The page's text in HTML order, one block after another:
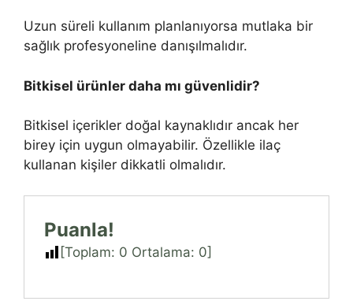
Uzun süreli kullanım planlanıyorsa mutlaka bir
sağlık profesyoneline danışılmalıdır.
Bitkisel ürünler daha mı güvenlidir?
Bitkisel içerikler doğal kaynaklıdır ancak her
birey için uygun olmayabilir. Özellikle ilaç
kullanan kişiler dikkatli olmalıdır.
Puanla!
[Toplam: 0 Ortalama: 0]